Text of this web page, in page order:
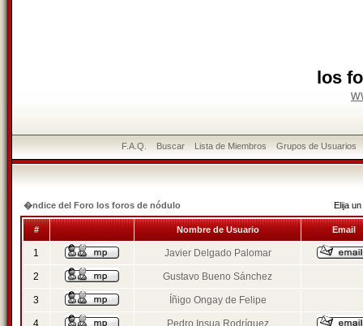
los
F.A.Q. Buscar Lista de Miembros Grupos de Usuarios
�ndice del Foro los foros de nódulo Elija
# Nombre de Usuario Email
1 Javier Delgado Palomar
2 Gustavo Bueno Sánchez
3 Íñigo Ongay de Felipe
4 Pedro Insua Rodríguez